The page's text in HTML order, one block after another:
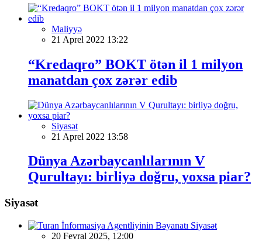
Maliyyə
21 Aprel 2022 13:22
“Kredaqro” BOKT ötən il 1 milyon
manatdan çox zərər edib
Siyasət
21 Aprel 2022 13:58
Dünya Azərbaycanlılarının V
Qurultayı: birliyə doğru, yoxsa piar?
Siyasət
Siyasət
20 Fevral 2025, 12:00